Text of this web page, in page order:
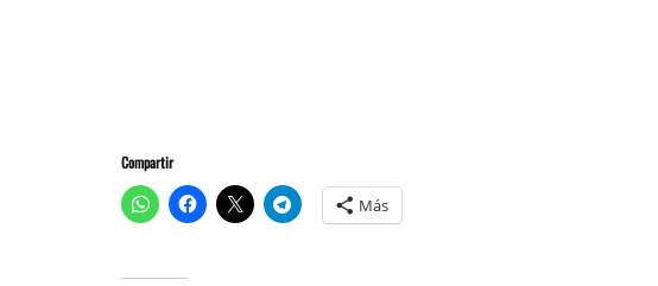
Compartir
Más